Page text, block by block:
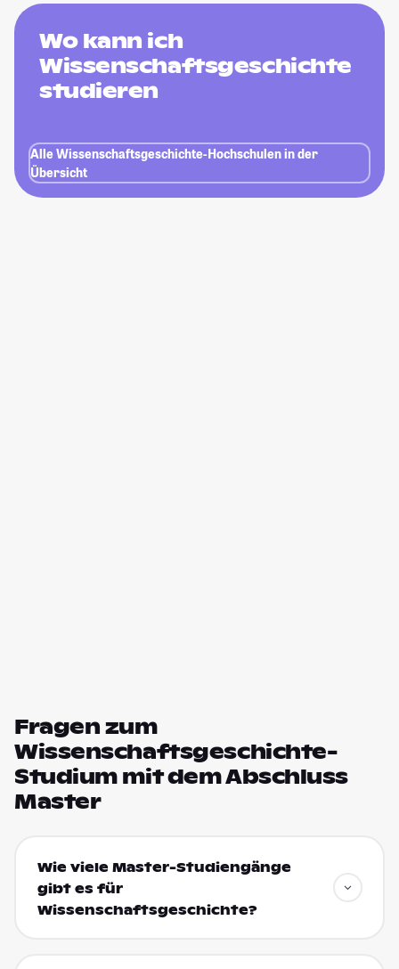
Wo kann ich
Wissenschaftsgeschichte
studieren
Alle Wissenschaftsgeschichte-Hochschulen in der
Übersicht
Fragen zum
Wissenschaftsgeschichte-
Studium mit dem Abschluss
Master
Wie viele Master-Studiengänge
gibt es für
Wissenschaftsgeschichte?